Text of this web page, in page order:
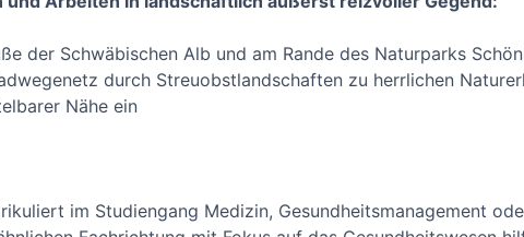
der Schwäbischen Alb und am Rande des Naturparks
durch Streuobstlandschaften zu herrlichen
Nähe ein
im Studiengang Medizin, Gesundheitsmanagement